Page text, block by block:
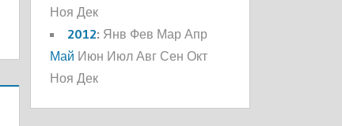
Ноя Дек
2012: Янв Фев Мар Апр
Май Июн Июл Авг Сен Окт
Ноя Дек